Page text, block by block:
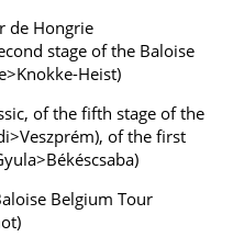
de Hongrie
stage of the Baloise
Heist)
of the fifth stage of the
of the first
Belgium Tour